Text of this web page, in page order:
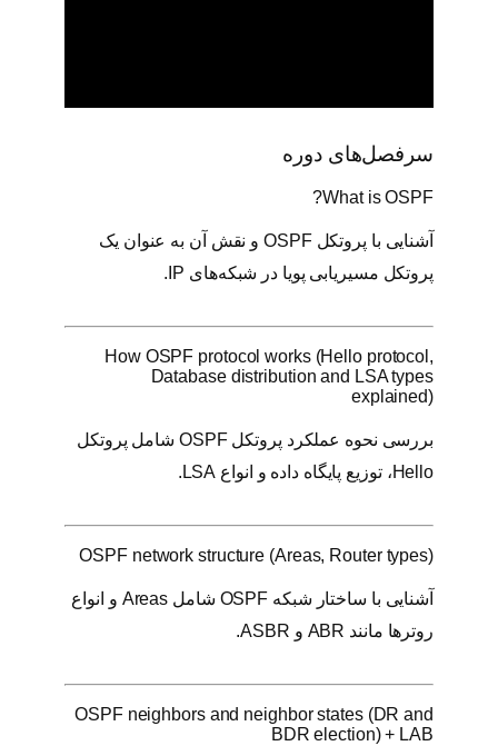
سرفصل‌های دوره
What is OSPF?
آشنایی با پروتکل OSPF و نقش آن به عنوان یک
پروتکل مسیریابی پویا در شبکه‌های IP.
How OSPF protocol works (Hello protocol,
Database distribution and LSA types
explained)
بررسی نحوه عملکرد پروتکل OSPF شامل پروتکل
Hello، توزیع پایگاه داده و انواع LSA.
OSPF network structure (Areas, Router types)
آشنایی با ساختار شبکه OSPF شامل Areas و انواع
روترها مانند ABR و ASBR.
OSPF neighbors and neighbor states (DR and
BDR election) + LAB